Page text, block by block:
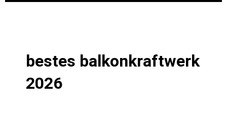
bestes balkonkraftwerk
2026